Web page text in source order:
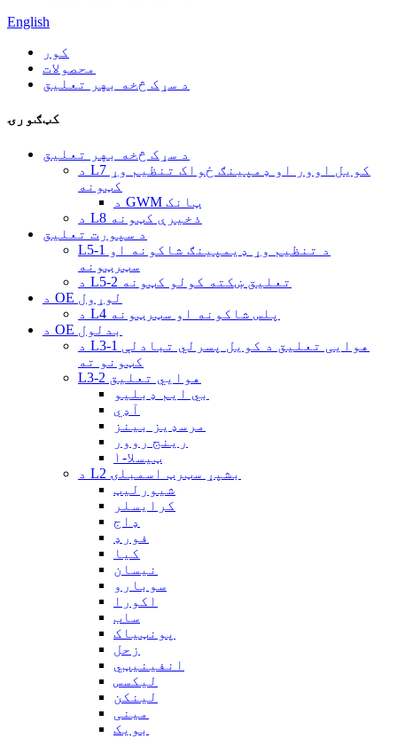
English
کور
محصولات
د سړک څخه بهر تعلیق
کټګورۍ
د سړک څخه بهر تعلیق
د L7 کویل اوور او ډمپینګ ځواک تنظیم وړ
کټونه
د GWM ټانک
د L8 ذخیرې کټونه
د سپورت تعلیق
L5-1 د تنظیم وړ ډیمپینګ شاکونه او
سټرټونه
د L5-2 تعلیق ښکته کولو کټونه
د OE لوړول
د L4 پلس شاکونه او سټرټونه
د OE بدلول
د L3-1 هوایی تعلیق د کویل پسرلي تبادلې
کټونو ته
L3-2 هوايي تعلیق
بي ایم ډبلیو
آډي
مرسډیز بینز
رینج روور
ټیسلا-۱
د L2 بشپړ سټرټ اسمبلۍ
شیورلیټ
کرایسلر
ډاج
فورډ
کیا
نیسان
سوبارو
اکورا
ساب
پونټیاک
زحل
انفینیټي
لیکسس
لینکن
مینی
بویک